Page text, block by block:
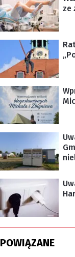
ze
POWIĄZANE